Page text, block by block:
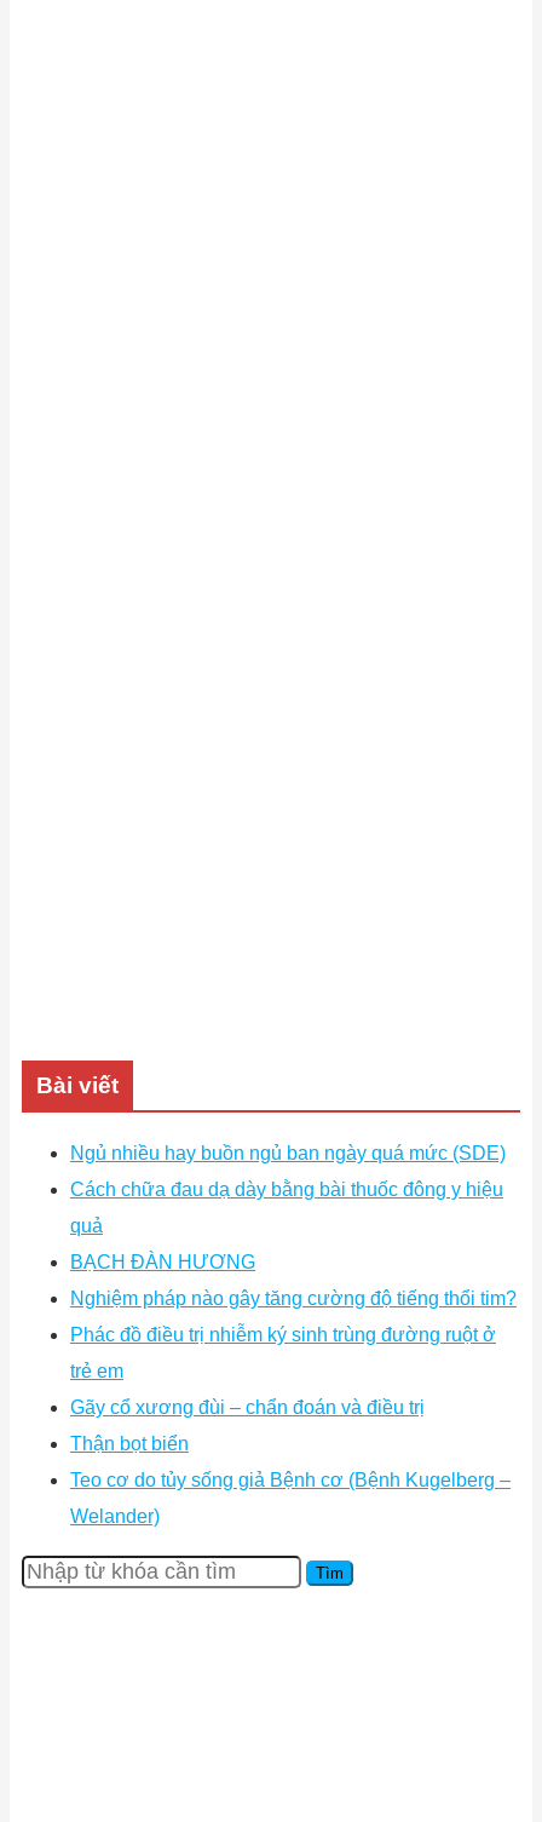
Bài viết
Ngủ nhiều hay buồn ngủ ban ngày quá mức (SDE)
Cách chữa đau dạ dày bằng bài thuốc đông y hiệu
quả
BẠCH ĐÀN HƯƠNG
Nghiệm pháp nào gây tăng cường độ tiếng thổi tim?
Phác đồ điều trị nhiễm ký sinh trùng đường ruột ở
trẻ em
Gãy cổ xương đùi – chẩn đoán và điều trị
Thận bọt biển
Teo cơ do tủy sống giả Bệnh cơ (Bệnh Kugelberg –
Welander)